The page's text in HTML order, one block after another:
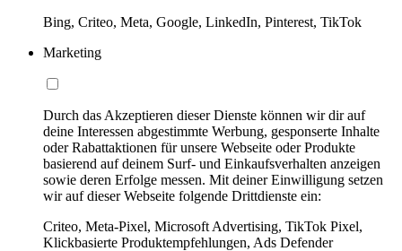
Bing, Criteo, Meta, Google, LinkedIn, Pinterest, TikTok
Marketing
Durch das Akzeptieren dieser Dienste können wir dir auf
deine Interessen abgestimmte Werbung, gesponserte Inhalte
oder Rabattaktionen für unsere Webseite oder Produkte
basierend auf deinem Surf- und Einkaufsverhalten anzeigen
sowie deren Erfolge messen. Mit deiner Einwilligung setzen
wir auf dieser Webseite folgende Drittdienste ein:
Criteo, Meta-Pixel, Microsoft Advertising, TikTok Pixel,
Klickbasierte Produktempfehlungen, Ads Defender